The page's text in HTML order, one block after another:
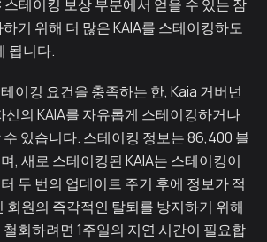
스테이킹 보상 부분에서 얻을 수 있는 잠
기 위해 더 많은 KAIA를 스테이킹하도
됩니다.
이킹 요건을 충족하는 한, Kaia 거버넌
신의 KAIA를 자유롭게 스테이킹하거나
있습니다. 스테이킹 정보는 86,400 블
, 새로 스테이킹된 KAIA는 스테이킹이
두 번의 업데이트 주기 후에 정보가 적
회원의 즉각적인 탈퇴를 방지하기 위해
회하려면 1주일의 지연 시간이 필요합